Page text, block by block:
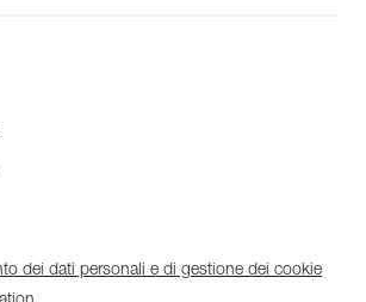
dei dati personali e di gestione dei cookie